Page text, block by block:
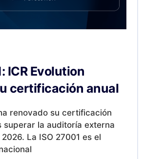
ICR Evolution
certificación anual
renovado su certificación
superar la auditoría externa
La ISO 27001 es el